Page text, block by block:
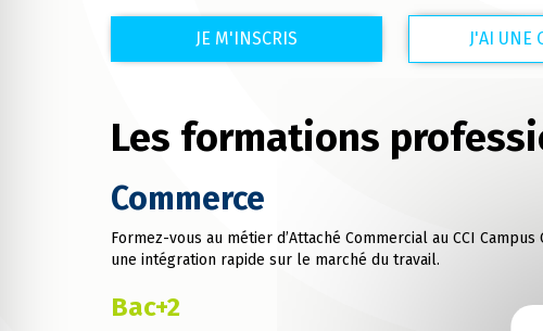
JE M'INSCRIS J'AI UNE
Les formations
Commerce
Formez-vous au métier d’Attaché Commercial au CCI
une intégration rapide sur le marché du travail.
Bac+2